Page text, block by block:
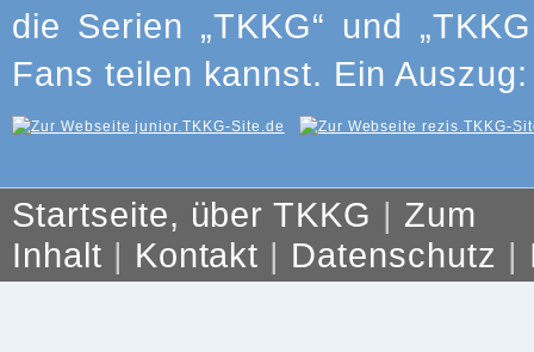
die Serien „TKKG“ und
Fans teilen kannst. Ein Auszug:
Startseite, über TKKG | Zum
Inhalt | Kontakt | Datenschutz |